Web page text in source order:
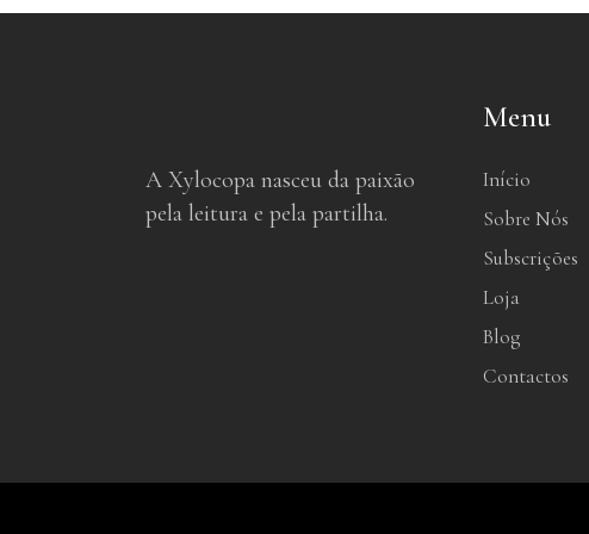
A Xylocopa nasceu da paixão
pela leitura e pela partilha.
Menu
Início
Sobre Nós
Subscrições
Loja
Blog
Contactos